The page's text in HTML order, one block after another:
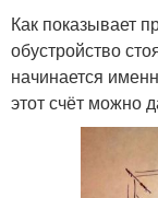
Как показывает
обустройство
начинается
этот счёт можно